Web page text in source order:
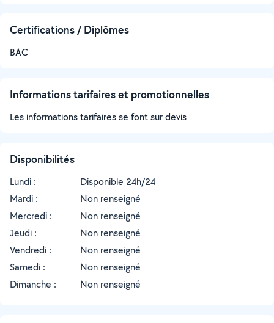
Certifications / Diplômes
BAC
Informations tarifaires et promotionnelles
Les informations tarifaires se font sur devis
Disponibilités
Lundi :
Disponible 24h/24
Mardi :
Non renseigné
Mercredi :
Non renseigné
Jeudi :
Non renseigné
Vendredi :
Non renseigné
Samedi :
Non renseigné
Dimanche :
Non renseigné